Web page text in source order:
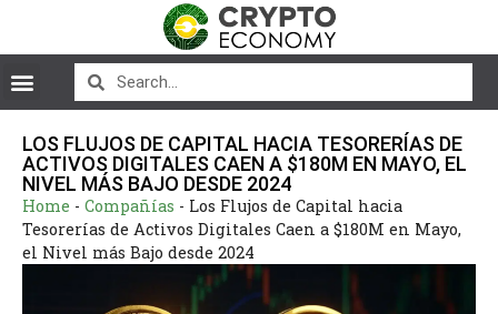
LOS FLUJOS DE CAPITAL HACIA TESORERÍAS DE
ACTIVOS DIGITALES CAEN A $180M EN MAYO, EL
NIVEL MÁS BAJO DESDE 2024
Home - Compañías - Los Flujos de Capital hacia
Tesorerías de Activos Digitales Caen a $180M en Mayo,
el Nivel más Bajo desde 2024